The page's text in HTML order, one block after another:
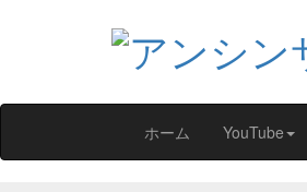
ホーム YouTube